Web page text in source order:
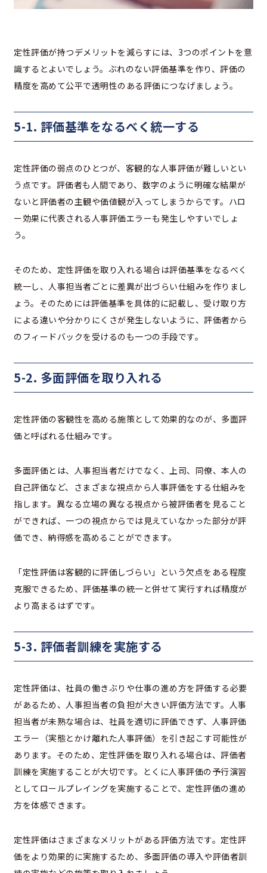
定性評価が持つデメリットを減らすには、3つのポイントを意
識するとよいでしょう。ぶれのない評価基準を作り、評価の
精度を高めて公平で透明性のある評価につなげましょう。
5-1. 評価基準をなるべく統一する
定性評価の弱点のひとつが、客観的な人事評価が難しいとい
う点です。評価者も人間であり、数字のように明確な結果が
ないと評価者の主観や価値観が入ってしまうからです。ハロ
ー効果に代表される人事評価エラーも発生しやすいでしょ
う。
そのため、定性評価を取り入れる場合は評価基準をなるべく
統一し、人事担当者ごとに差異が出づらい仕組みを作りまし
ょう。そのためには評価基準を具体的に記載し、受け取り方
による違いや分かりにくさが発生しないように、評価者から
のフィードバックを受けるのも一つの手段です。
5-2. 多面評価を取り入れる
定性評価の客観性を高める施策として効果的なのが、多面評
価と呼ばれる仕組みです。
多面評価とは、人事担当者だけでなく、上司、同僚、本人の
自己評価など、さまざまな視点から人事評価をする仕組みを
指します。異なる立場の異なる視点から被評価者を見ること
ができれば、一つの視点からでは見えていなかった部分が評
価でき、納得感を高めることができます。
「定性評価は客観的に評価しづらい」という欠点をある程度
克服できるため、評価基準の統一と併せて実行すれば精度が
より高まるはずです。
5-3. 評価者訓練を実施する
定性評価は、社員の働きぶりや仕事の進め方を評価する必要
があるため、人事担当者の負担が大きい評価方法です。人事
担当者が未熟な場合は、社員を適切に評価できず、人事評価
エラー（実態とかけ離れた人事評価）を引き起こす可能性が
あります。そのため、定性評価を取り入れる場合は、評価者
訓練を実施することが大切です。とくに人事評価の予行演習
としてロールプレイングを実施することで、定性評価の進め
方を体感できます。
定性評価はさまざまなメリットがある評価方法です。定性評
価をより効果的に実施するため、多面評価の導入や評価者訓